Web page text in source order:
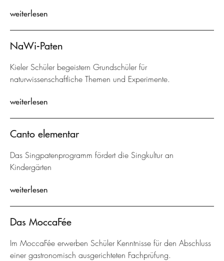
weiterlesen
NaWi-Paten
Kieler Schüler begeistern Grundschüler für
naturwissenschaftliche Themen und Experimente.
weiterlesen
Canto elementar
Das Singpatenprogramm fördert die Singkultur an
Kindergärten
weiterlesen
Das MoccaFée
Im MoccaFée erwerben Schüler Kenntnisse für den Abschluss
einer gastronomisch ausgerichteten Fachprüfung.